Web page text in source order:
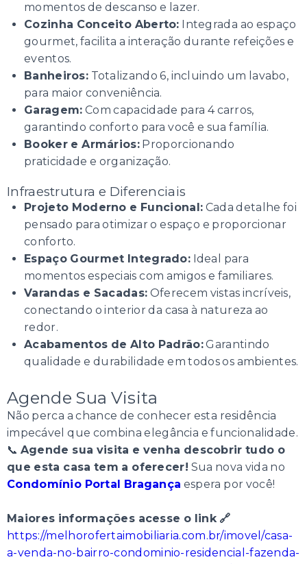
momentos de descanso e lazer.
Cozinha Conceito Aberto: Integrada ao espaço
gourmet, facilita a interação durante refeições e
eventos.
Banheiros: Totalizando 6, incluindo um lavabo,
para maior conveniência.
Garagem: Com capacidade para 4 carros,
garantindo conforto para você e sua família.
Booker e Armários:Proporcionando
praticidade e organização.
Infraestrutura e Diferenciais
Projeto Moderno e Funcional: Cada detalhe foi
pensado para otimizar o espaço e proporcionar
conforto.
Espaço Gourmet Integrado: Ideal para
momentos especiais com amigos e familiares.
Varandas e Sacadas: Oferecem vistas incríveis,
conectando o interior da casa à natureza ao
redor.
Acabamentos de Alto Padrão:Garantindo
qualidade e durabilidade em todos os ambientes.
Agende Sua Visita
Não perca a chance de conhecer esta residência
impecável que combina elegância e funcionalidade.
📞 Agende sua visita e venha descobrir tudo o
que esta casa tem a oferecer! Sua nova vida no
Condomínio Portal Bragança espera por você!
Maiores informações acesse o link 🔗
https://melhorofertaimobiliaria.com.br/imovel/casa-
a-venda-no-bairro-condominio-residencial-fazenda-